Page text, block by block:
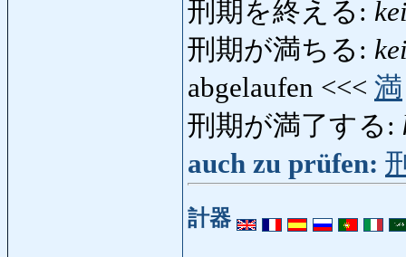
刑期を終える:
刑期が満ちる:
abgelaufen <<< 満
刑期が満了する:
auch zu prüfen:
計器